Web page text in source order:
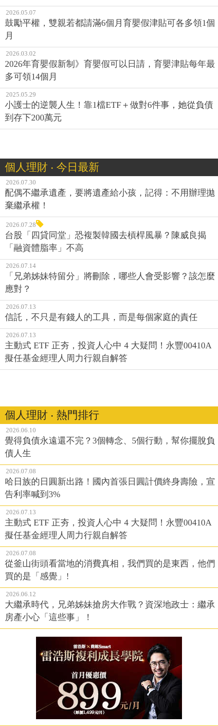
2026.05.07
鼓勵平權，雙親若都請滿6個月育嬰假津貼可各多領1個
月
2026.03.02
2026年育嬰假新制》育嬰假可以日請，育嬰津貼每年最
多可領14個月
2025.05.29
小護士的逆襲人生！靠1檔ETF＋做對6件事，她從負債
到存下200萬元
個人理財 ‧ 今日最新
2026.07.30
配偶不繼承遺產，要將遺產給小孩，記得：不用辦理拋
棄繼承權！
2026.07.28
台股「四貸同堂」恐複製韓國去槓桿風暴？陳威良揭
「融資體脂率」不高
2026.07.14
「兄弟姊妹特留分」將刪除，哪些人會受影響？該怎麼
應對？
2026.07.13
信託，不只是有錢人的工具，而是每個家庭的責任
2026.07.13
主動式 ETF 正夯，投資人心中 4 大疑問！永豐00410A
擬任基金經理人周力行親自解答
個人理財 ‧ 熱門排行
2026.06.10
覺得負債永遠還不完？3個轉念、5個行動，幫你擺脫負
債人生
2026.07.08
哈日族的日圓新出路！國內首張日圓計價終身壽險，宣
告利率喊到3%
2026.07.13
主動式 ETF 正夯，投資人心中 4 大疑問！永豐00410A
擬任基金經理人周力行親自解答
2026.07.08
從釜山街頭看當地的消費真相，我們買的是東西，他們
買的是「感覺」!
2026.06.12
大繼承時代，兄弟姊妹搶房大作戰？資深地政士：繼承
房產小心「這些事」！